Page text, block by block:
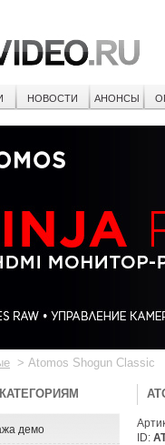
НОВОСТИ АНОНСЫ
> Atomos Shogun Classic
демо
ID: